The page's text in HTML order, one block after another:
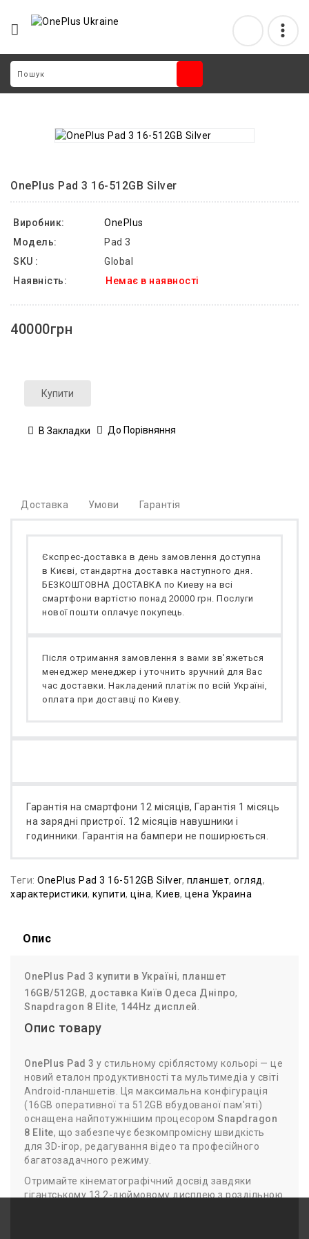
OnePlus Pad 3 16-512GB Silver
Виробник:
OnePlus
Модель:
Pad 3
SKU :
Global
Наявність:
Немає в наявності
40000грн
Купити
В Закладки До Порівняння
Доставка Умови Гарантія
Єкспрес-доставка в день замовлення доступна
в Києві, стандартна доставка наступного дня.
БЕЗКОШТОВНА ДОСТАВКА по Киеву на всі
смартфони вартістю понад 20000 грн. Послуги
нової пошти оплачує покупець.
Після отримання замовлення з вами зв'яжеться
менеджер менеджер і уточнить зручний для Вас
час доставки. Накладений платіж по всій Україні,
оплата при доставці по Киеву.
Гарантія на смартфони 12 місяців, Гарантія 1 місяць
на зарядні пристрої. 12 місяців навушники і
годинники. Гарантія на бампери не поширюється.
Теги: OnePlus Pad 3 16-512GB Silver, планшет, огляд,
характеристики, купити, ціна, Киев, цена Украина
Опис
OnePlus Pad 3 купити в Україні, планшет
16GB/512GB, доставка Київ Одеса Дніпро,
Snapdragon 8 Elite, 144Hz дисплей
Опис товару
OnePlus Pad 3 у стильному сріблястому кольорі — це
новий еталон продуктивності та мультимедіа у світі
Android-планшетів. Ця максимальна конфігурація
(16GB оперативної та 512GB вбудованої пам'яті)
оснащена найпотужнішим процесором Snapdragon
8 Elite, що забезпечує безкомпромісну швидкість
для 3D-ігор, редагування відео та професійного
багатозадачного режиму.
Отримайте кінематографічний досвід завдяки
гігантському 13.2-дюймовому дисплею з роздільною